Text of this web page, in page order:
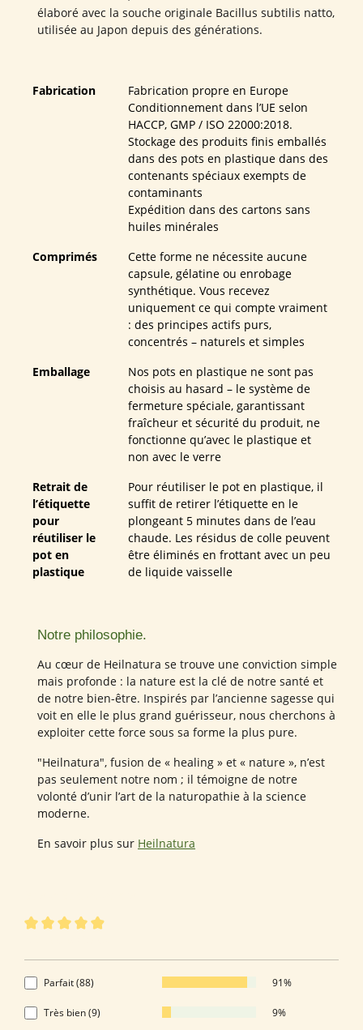
élaboré avec la souche originale Bacillus subtilis natto,
utilisée au Japon depuis des générations.
Fabrication
Fabrication propre en Europe
Conditionnement dans l’UE selon
HACCP, GMP / ISO 22000:2018.
Stockage des produits finis emballés
dans des pots en plastique dans des
contenants spéciaux exempts de
contaminants
Expédition dans des cartons sans
huiles minérales
Comprimés
Cette forme ne nécessite aucune
capsule, gélatine ou enrobage
synthétique. Vous recevez
uniquement ce qui compte vraiment
: des principes actifs purs,
concentrés – naturels et simples
Emballage
Nos pots en plastique ne sont pas
choisis au hasard – le système de
fermeture spéciale, garantissant
fraîcheur et sécurité du produit, ne
fonctionne qu’avec le plastique et
non avec le verre
Retrait de
l’étiquette
pour
réutiliser le
pot en
plastique
Pour réutiliser le pot en plastique, il
suffit de retirer l’étiquette en le
plongeant 5 minutes dans de l’eau
chaude. Les résidus de colle peuvent
être éliminés en frottant avec un peu
de liquide vaisselle
Notre philosophie.
Au cœur de Heilnatura se trouve une conviction simple
mais profonde : la nature est la clé de notre santé et
de notre bien-être. Inspirés par l’ancienne sagesse qui
voit en elle le plus grand guérisseur, nous cherchons à
exploiter cette force sous sa forme la plus pure.
"Heilnatura", fusion de « healing » et « nature », n’est
pas seulement notre nom ; il témoigne de notre
volonté d’unir l’art de la naturopathie à la science
moderne.
En savoir plus sur Heilnatura
Parfait (88) 91%
Très bien (9) 9%